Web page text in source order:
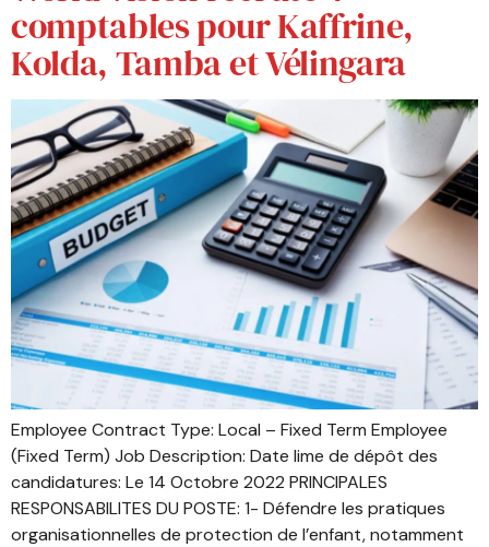
comptables pour Kaffrine,
Kolda, Tamba et Vélingara
Employee Contract Type: Local – Fixed Term Employee
(Fixed Term) Job Description: Date lime de dépôt des
candidatures: Le 14 Octobre 2022 PRINCIPALES
RESPONSABILITES DU POSTE: 1- Défendre les pratiques
organisationnelles de protection de l’enfant, notamment